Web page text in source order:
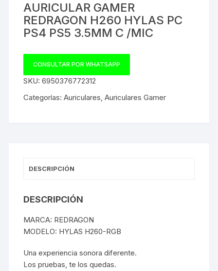
AURICULAR GAMER
REDRAGON H260 HYLAS PC
PS4 PS5 3.5MM C /MIC
CONSULTAR POR WHATSAPP
SKU:6950376772312
Categorías:Auriculares,Auriculares Gamer
DESCRIPCIÓN
DESCRIPCIÓN
MARCA: REDRAGON
MODELO: HYLAS H260-RGB
Una experiencia sonora diferente.
Los pruebas, te los quedas.